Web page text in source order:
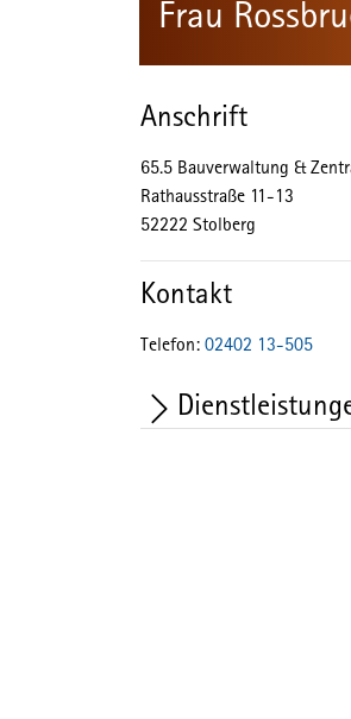
Frau
Anschrift
65.5 Bauverwaltung &
Rathausstraße 11-13
52222 Stolberg
Kontakt
Telefon: 02402 13-505